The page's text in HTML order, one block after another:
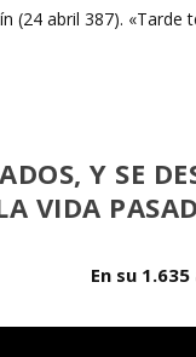
Y SE
VIDA
En su